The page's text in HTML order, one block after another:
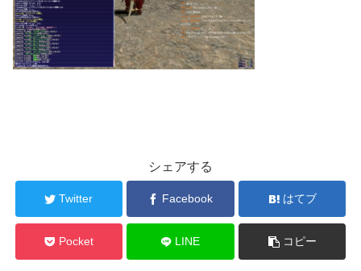
シェアする
Twitter Facebook はてブ
Pocket LINE コピー